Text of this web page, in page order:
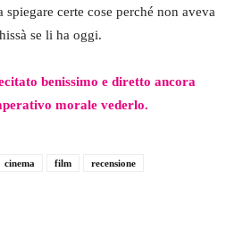
certe cose perché non aveva
se li ha oggi.
benissimo e diretto ancora
morale vederlo.
cinema film recensione